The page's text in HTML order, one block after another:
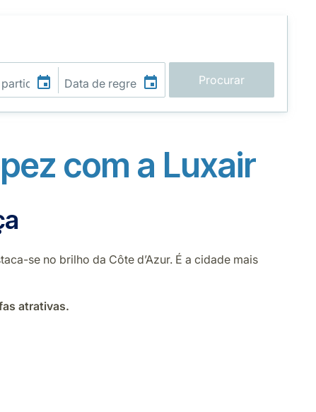
Procurar
com a Luxair
se no brilho da Côte d’Azur. É a cidade mais
atrativas.